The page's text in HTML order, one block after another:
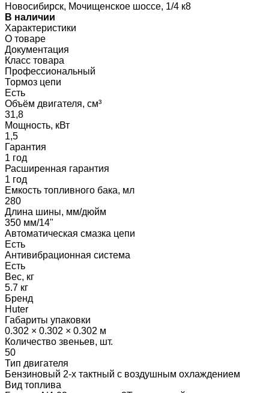
Новосибирск, Мочищенское шоссе, 1/4 к8
В наличии
Характеристики
О товаре
Документация
Класс товара
Профессиональный
Тормоз цепи
Есть
Объём двигателя, см³
31,8
Мощность, кВт
1,5
Гарантия
1 год
Расширенная гарантия
1 год
Емкость топливного бака, мл
280
Длина шины, мм/дюйм
350 мм/14"
Автоматическая смазка цепи
Есть
Антивибрационная система
Есть
Вес, кг
5.7 кг
Бренд
Huter
Габариты упаковки
0.302 × 0.302 × 0.302 м
Количество звеньев, шт.
50
Тип двигателя
Бензиновый 2-х тактный с воздушным охлаждением
Вид топлива